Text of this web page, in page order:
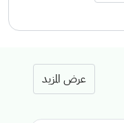
عرض المزيد